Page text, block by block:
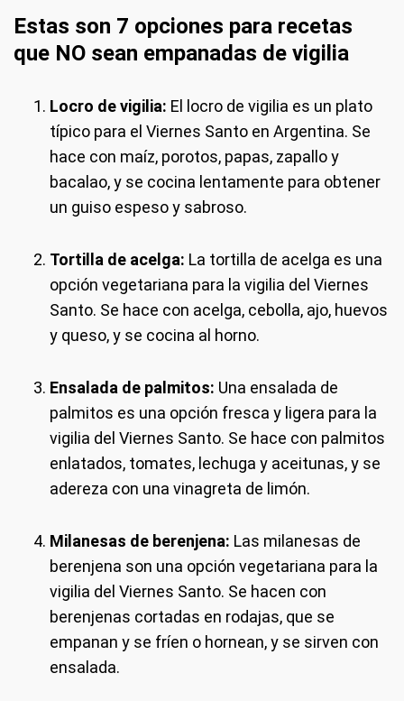
Estas son 7 opciones para recetas
que NO sean empanadas de vigilia
Locro de vigilia: El locro de vigilia es un plato
típico para el Viernes Santo en Argentina. Se
hace con maíz, porotos, papas, zapallo y
bacalao, y se cocina lentamente para obtener
un guiso espeso y sabroso.
Tortilla de acelga: La tortilla de acelga es una
opción vegetariana para la vigilia del Viernes
Santo. Se hace con acelga, cebolla, ajo, huevos
y queso, y se cocina al horno.
Ensalada de palmitos: Una ensalada de
palmitos es una opción fresca y ligera para la
vigilia del Viernes Santo. Se hace con palmitos
enlatados, tomates, lechuga y aceitunas, y se
adereza con una vinagreta de limón.
Milanesas de berenjena: Las milanesas de
berenjena son una opción vegetariana para la
vigilia del Viernes Santo. Se hacen con
berenjenas cortadas en rodajas, que se
empanan y se fríen o hornean, y se sirven con
ensalada.